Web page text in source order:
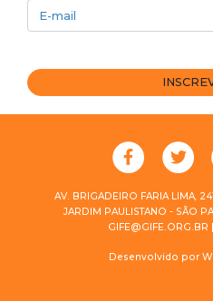
AV. BRIGADEIRO FARIA LIMA,
JARDIM PAULISTANO - SÃO
GIFE@GIFE.ORG.BR
Desenvolvido por